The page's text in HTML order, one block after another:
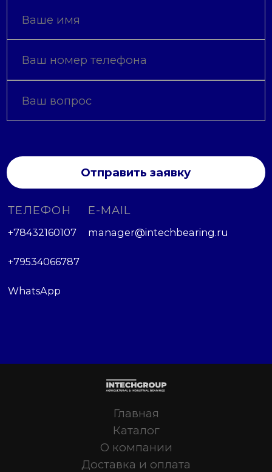
Отправить заявку
ТЕЛЕФОН
+78432160107
+79534066787
WhatsApp
E-MAIL
manager@intechbearing.ru
Главная
Каталог
О компании
Доставка и оплата